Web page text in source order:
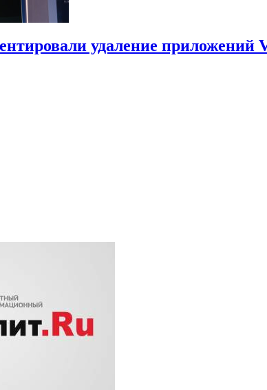
удаление приложений